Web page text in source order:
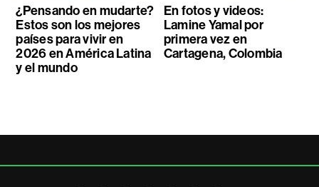
¿Pensando en mudarte?
Estos son los mejores
países para vivir en
2026 en América Latina
y el mundo
En fotos y videos:
Lamine Yamal por
primera vez en
Cartagena, Colombia